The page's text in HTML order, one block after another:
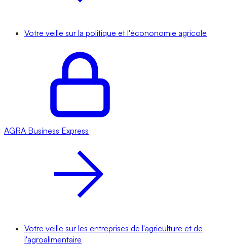
Votre veille sur la politique et l'écononomie agricole
AGRA Business Express
Votre veille sur les entreprises de l'agriculture et de
l'agroalimentaire